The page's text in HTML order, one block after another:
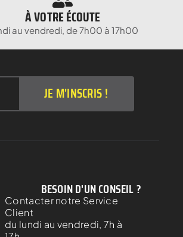
À VOTRE ÉCOUTE
au vendredi, de 7h00 à 17h00
JE M'INSCRIS !
BESOIN D'UN CONSEIL ?
Contacter notre Service
Client
du lundi au vendredi, 7h à